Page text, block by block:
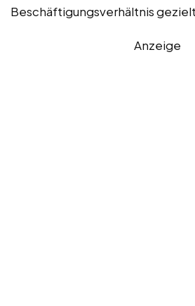
Beschäftigungsverhältnis
Anzeige